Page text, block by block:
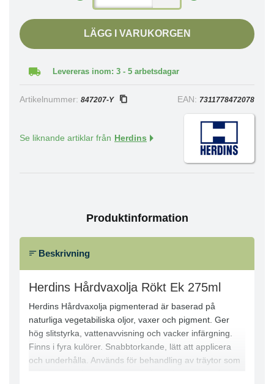
LÄGG I VARUKORGEN
Levereras inom: 3 - 5 arbetsdagar
Artikelnummer: 847207-Y EAN: 7311778472078
Se liknande artiklar från Herdins
Produktinformation
Beskrivning
Herdins Hårdvaxolja Rökt Ek 275ml
Herdins Hårdvaxolja pigmenterad är baserad på
naturliga vegetabiliska oljor, vaxer och pigment. Ger
hög slitstyrka, vattenavvisning och vacker infärgning.
Finns i fyra kulörer. Snabbtorkande, lätt att applicera
och underhålla. Används för behandling av träytor som